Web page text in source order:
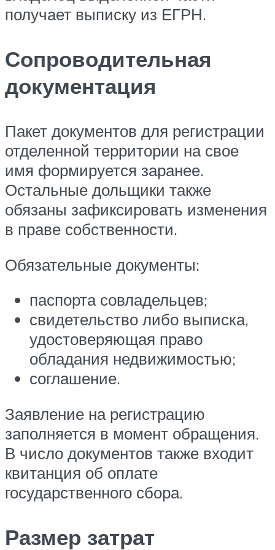
получает выписку из ЕГРН.
Сопроводительная
документация
Пакет документов для регистрации
отделенной территории на свое
имя формируется заранее.
Остальные дольщики также
обязаны зафиксировать изменения
в праве собственности.
Обязательные документы:
паспорта совладельцев;
свидетельство либо выписка,
удостоверяющая право
обладания недвижимостью;
соглашение.
Заявление на регистрацию
заполняется в момент обращения.
В число документов также входит
квитанция об оплате
государственного сбора.
Размер затрат